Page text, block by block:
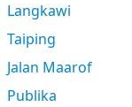
Langkawi
Taiping
Jalan Maarof
Publika